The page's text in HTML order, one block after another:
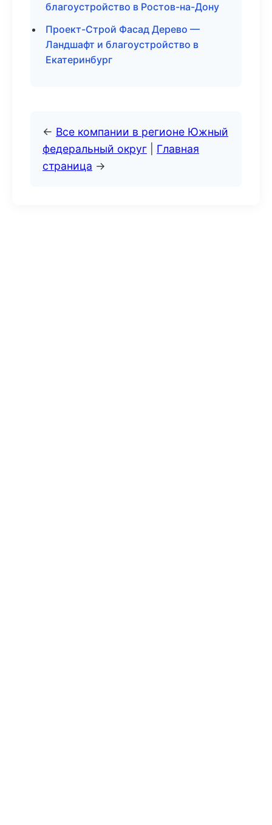
благоустройство в Ростов-на-Дону
Проект-Строй Фасад Дерево —
Ландшафт и благоустройство в
Екатеринбург
← Все компании в регионе Южный
федеральный округ
Главная
страница →